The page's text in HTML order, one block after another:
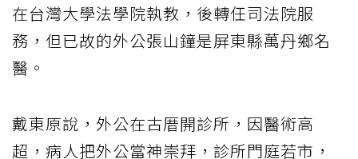
在台灣大學法學院執教，後轉任司法院服
務，但已故的外公張山鐘是屏東縣萬丹鄉名
醫。
戴東原說，外公在古厝開診所，因醫術高
超，病人把外公當神崇拜，診所門庭若市，